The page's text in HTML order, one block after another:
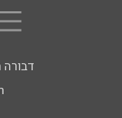
דבורה